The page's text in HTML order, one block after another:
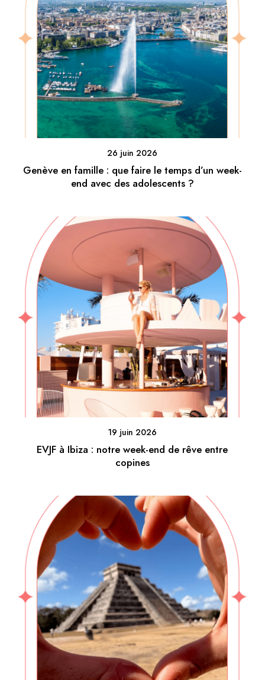
26 juin 2026
Genève en famille : que faire le temps d’un week-
end avec des adolescents ?
19 juin 2026
EVJF à Ibiza : notre week-end de rêve entre
copines